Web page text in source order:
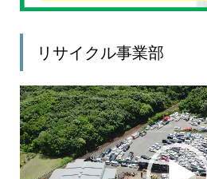
リサイクル事業部
動
画
プ
レ
ー